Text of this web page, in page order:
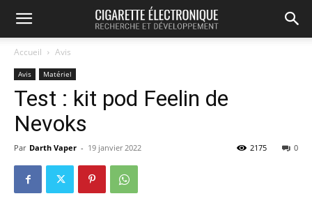
Accueil Avis
Avis Matériel
Test : kit pod Feelin de
Nevoks
Par Darth Vaper - 19 janvier 2022 0
2175